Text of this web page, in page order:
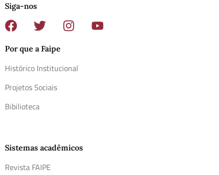
Siga-nos
Por que a Faipe
Histórico Institucional
Projetos Sociais
Bibilioteca
Sistemas acadêmicos
Revista FAIPE